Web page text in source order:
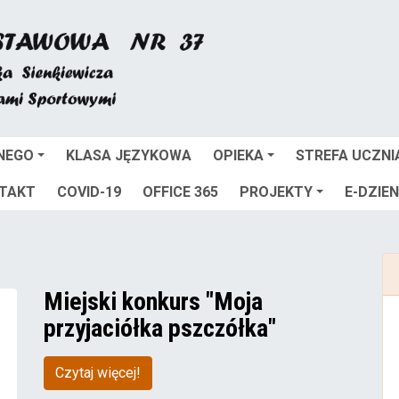
KLASA JĘZYKOWA OPIEKA STREFA
COVID-19 OFFICE 365 PROJEKTY E-
Miejski konkurs "Moja
przyjaciółka pszczółka"
Czytaj więcej!